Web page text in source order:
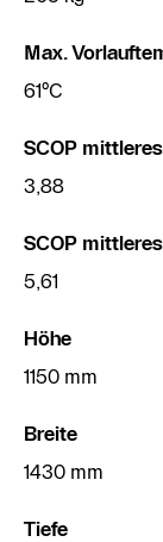
Max.
61°C
SCOP
3,88
SCOP
5,61
Höhe
1150 mm
Breite
1430 mm
Tiefe